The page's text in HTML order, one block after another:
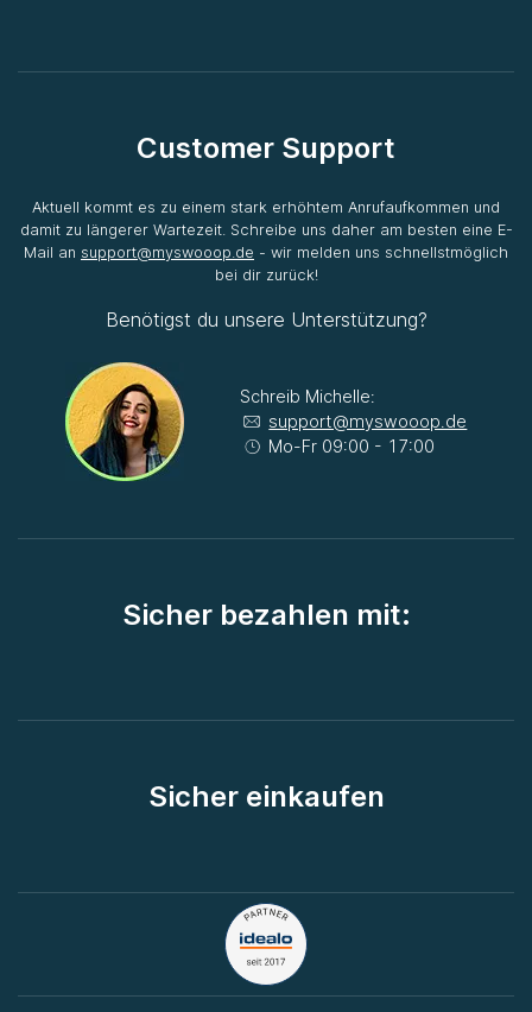
Customer Support
Aktuell kommt es zu einem stark erhöhtem Anrufaufkommen und
damit zu längerer Wartezeit. Schreibe uns daher am besten eine E-
Mail an support@myswooop.de - wir melden uns schnellstmöglich
bei dir zurück!
Benötigst du unsere Unterstützung?
Schreib Michelle:
support@myswooop.de
Mo-Fr 09:00 - 17:00
Sicher bezahlen mit:
Sicher einkaufen